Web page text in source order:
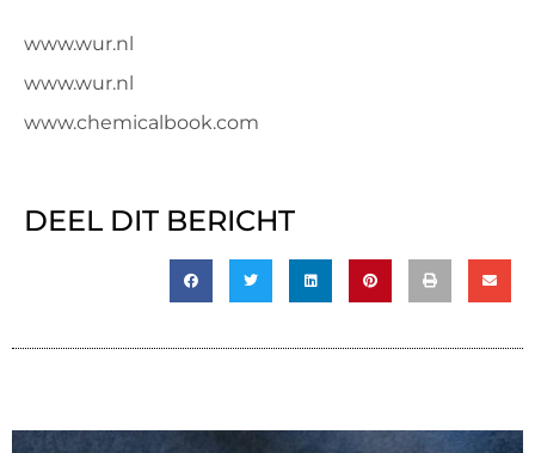
www.wur.nl
www.wur.nl
www.chemicalbook.com
DEEL DIT BERICHT